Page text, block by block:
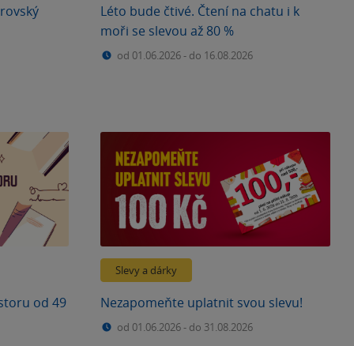
Léto bude čtivé. Čtení na chatu i k
moři se slevou až 80 %
od 01.06.2026- do 16.08.2026
od 49
Slevy a dárky
Nezapomeňte uplatnit svou slevu!
od 01.06.2026- do 31.08.2026